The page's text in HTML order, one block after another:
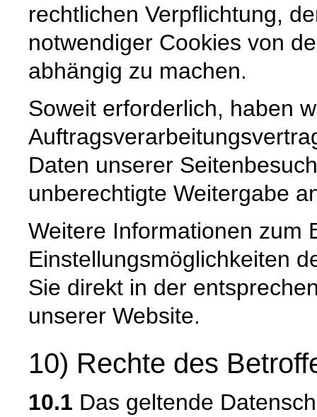
rechtlichen Verpflichtung,
notwendiger Cookies von
abhängig zu machen.
Soweit erforderlich, haben
Daten unserer
unberechtigte Weitergabe
Weitere Informationen zum
Einstellungsmöglichkeiten
Sie direkt in der
unserer Website.
10) Rechte des
10.1 Das geltende